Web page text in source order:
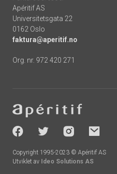
Apéritif AS
Universitetsgata 22
0162 Oslo
faktura@aperitif.no
Org. nr. 972 420 271
-
socials
Copyright 1995-2023 © Apéritif AS
Utviklet av Ideo Solutions AS